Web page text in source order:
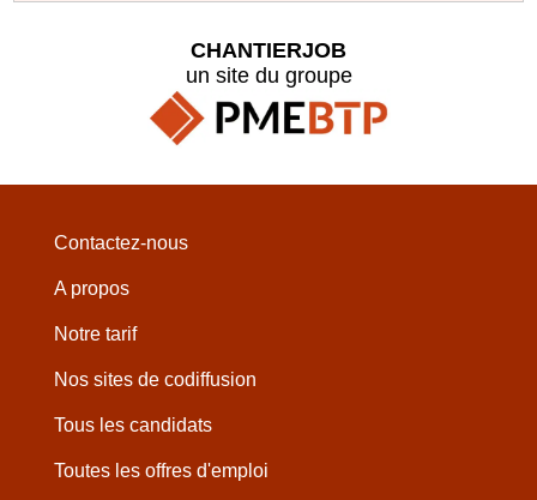
CHANTIERJOB
un site du groupe
Contactez-nous
A propos
Notre tarif
Nos sites de codiffusion
Tous les candidats
Toutes les offres d'emploi